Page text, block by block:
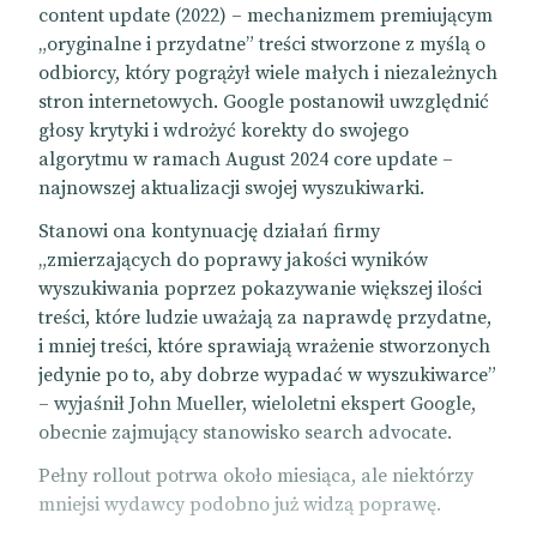
content update (2022) – mechanizmem premiującym
„oryginalne i przydatne” treści stworzone z myślą o
odbiorcy, który pogrążył wiele małych i niezależnych
stron internetowych. Google postanowił uwzględnić
głosy krytyki i wdrożyć korekty do swojego
algorytmu w ramach August 2024 core update –
najnowszej aktualizacji swojej wyszukiwarki.
Stanowi ona kontynuację działań firmy
„zmierzających do poprawy jakości wyników
wyszukiwania poprzez pokazywanie większej ilości
treści, które ludzie uważają za naprawdę przydatne,
i mniej treści, które sprawiają wrażenie stworzonych
jedynie po to, aby dobrze wypadać w wyszukiwarce”
– wyjaśnił John Mueller, wieloletni ekspert Google,
obecnie zajmujący stanowisko search advocate.
Pełny rollout potrwa około miesiąca, ale niektórzy
mniejsi wydawcy podobno już widzą poprawę.